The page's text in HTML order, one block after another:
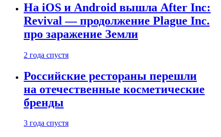
На iOS и Android вышла After Inc:
Revival — продолжение Plague Inc.
про заражение Земли
2 года спустя
Российские рестораны перешли
на отечественные косметические
бренды
3 года спустя